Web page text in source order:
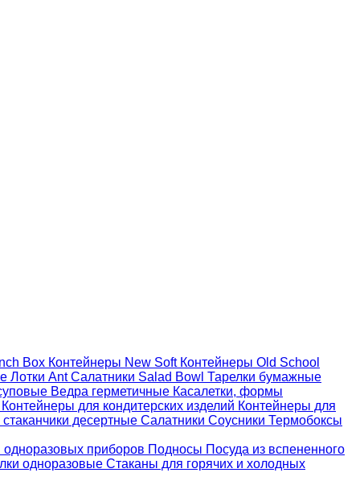
Box Контейнеры New Soft Контейнеры Old School
Лотки AntСалатники Salad Bowl Тарелки бумажные
Ведра герметичные Касалетки, формы
Контейнеры для кондитерских изделий Контейнеры для
десертные Салатники Соусники Термобоксы
приборов Подносы Посуда из вспененного
одноразовые Стаканы для горячих и холодных